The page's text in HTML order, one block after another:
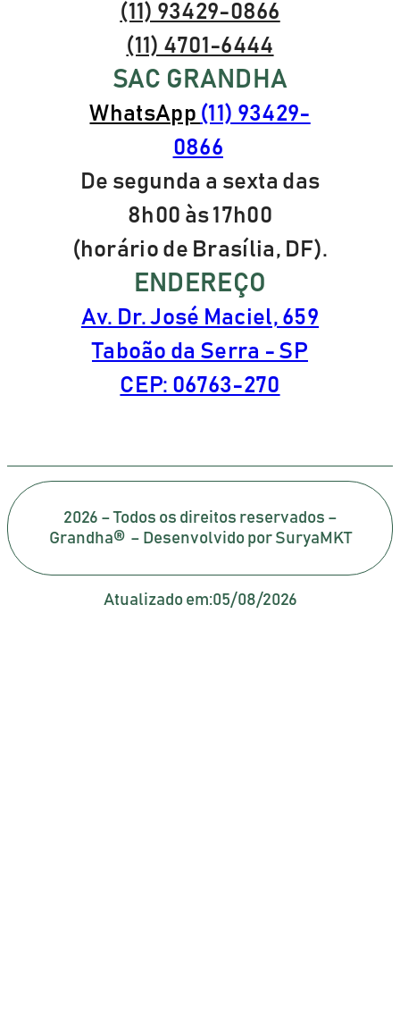
(11) 93429-0866
(11) 4701-6444
SAC GRANDHA
WhatsApp (11) 93429-
0866
De segunda a sexta das
8h00 às 17h00
(horário de Brasília, DF).
ENDEREÇO
Av. Dr. José Maciel, 659
Taboão da Serra - SP
CEP: 06763-270
2026 – Todos os direitos reservados –
Grandha® – Desenvolvido por SuryaMKT
Atualizado em:05/08/2026